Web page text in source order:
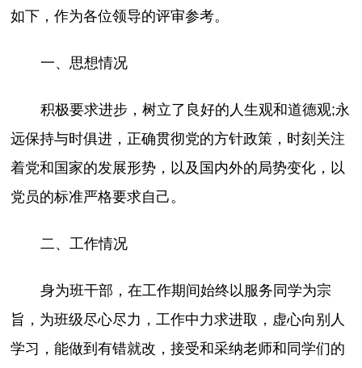
如下，作为各位领导的评审参考。
一、思想情况
积极要求进步，树立了良好的人生观和道德观;永
远保持与时俱进，正确贯彻党的方针政策，时刻关注
着党和国家的发展形势，以及国内外的局势变化，以
党员的标准严格要求自己。
二、工作情况
身为班干部，在工作期间始终以服务同学为宗
旨，为班级尽心尽力，工作中力求进取，虚心向别人
学习，能做到有错就改，接受和采纳老师和同学们的